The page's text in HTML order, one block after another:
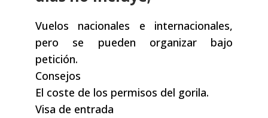
Vuelos nacionales e internacionales,
pero se pueden organizar bajo
petición.
Consejos
El coste de los permisos del gorila.
Visa de entrada